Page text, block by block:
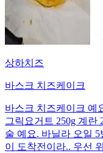
상하치즈
바스크 치즈케이크
바스크 치즈케이크 예
그릭요거트 250g 계란
술 예요. 바닐라 오일
이 도착전이라.. 우선